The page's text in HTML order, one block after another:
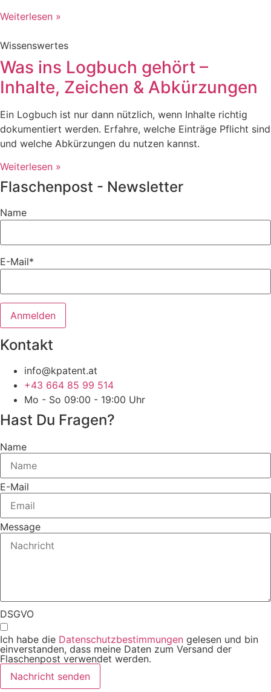
Weiterlesen »
Wissenswertes
Was ins Logbuch gehört –
Inhalte, Zeichen & Abkürzungen
Ein Logbuch ist nur dann nützlich, wenn Inhalte richtig
dokumentiert werden. Erfahre, welche Einträge Pflicht sind
und welche Abkürzungen du nutzen kannst.
Weiterlesen »
Flaschenpost - Newsletter
Name
E-Mail*
Kontakt
info@kpatent.at
+43 664 85 99 514
Mo - So 09:00 - 19:00 Uhr
Hast Du Fragen?
Name
E-Mail
Message
DSGVO
Ich habe die Datenschutzbestimmungen gelesen und bin
einverstanden, dass meine Daten zum Versand der
Flaschenpost verwendet werden.
Nachricht senden